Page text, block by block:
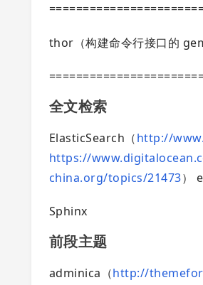
thor（构建命令行接口的
全文检索
ElasticSearch（http://
https://
china.org/topics/21473）
Sphinx
前段主题
adminica（http://